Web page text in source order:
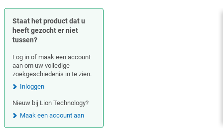
Staat het product dat u
heeft gezocht er niet
tussen?
Log in of maak een account
aan om uw volledige
zoekgeschiedenis in te zien.
Inloggen
Nieuw bij Lion Technology?
Maak een account aan